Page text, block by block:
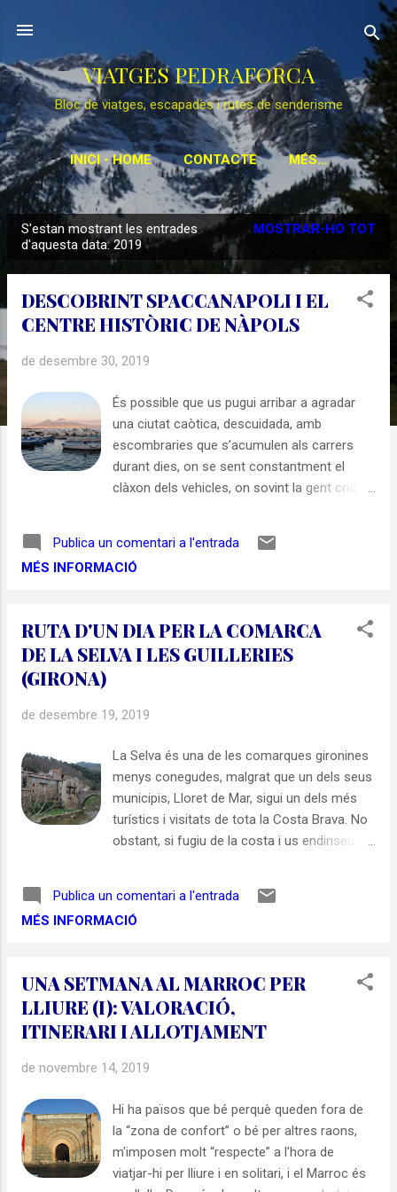
VIATGES PEDRAFORCA
Bloc de viatges, escapades i rutes de senderisme
INICI - HOME CONTACTE MÉS…
S'estan mostrant les entrades
d'aquesta data: 2019
MOSTRAR-HO TOT
DESCOBRINT SPACCANAPOLI I EL
CENTRE HISTÒRIC DE NÀPOLS
de desembre 30, 2019
És possible que us pugui arribar a agradar
una ciutat caòtica, descuidada, amb
escombraries que s’acumulen als carrers
durant dies, on se sent constantment el
clàxon dels vehicles, on sovint la gent crida
perquè em va agradar tant. Aquest
magnetisme que exerceix Nàpols ja va
van fundar una nova ciutat, Neapolis. Així
doncs Nàpols té més de 25 segles d’història,
d’història i d’haver vist passar diverses
quals la Unesco decidís declarar Patrimoni
de la Humanitat el Centre Històric de Nàpols
l’any 1995. En aquest sentit, un dels
documents de la Unesco que acompanyen
aquesta inscripció de Nàpols com a
una de les ciutats més a...
Publica un comentari a l'entrada
MÉS INFORMACIÓ
RUTA D'UN DIA PER LA COMARCA
DE LA SELVA I LES GUILLERIES
(GIRONA)
de desembre 19, 2019
La Selva és una de les comarques gironines
menys conegudes, malgrat que un dels seus
municipis, Lloret de Mar, sigui un dels més
turístics i visitats de tota la Costa Brava. No
obstant, si fugiu de la costa i us endinseu
ben assegurada i podreu gaudir d’una gran
diversitat de paisatges: des de la plana de la
boscoses de les Guilleries , el Montseny i el
Collsacabra. En aquesta variada ruta que us
he preparat per l’interior de la comarca de la
poblacions -una dels quals és Conjunt
medieval, i finalment gaudireu de les vistes
privilegiades de les Guilleries i del
Collsacabra des d’un antic priorat medieval.
Mapa de la ruta per la comarca de la Selva i
Publica un comentari a l'entrada
MÉS INFORMACIÓ
UNA SETMANA AL MARROC PER
LLIURE (I): VALORACIÓ,
ITINERARI I ALLOTJAMENT
de novembre 14, 2019
Hi ha països que bé perquè queden fora de
la “zona de confort” o bé per altres raons,
m'imposen molt “respecte” a l’hora de
viatjar-hi per lliure i en solitari, i el Marroc és